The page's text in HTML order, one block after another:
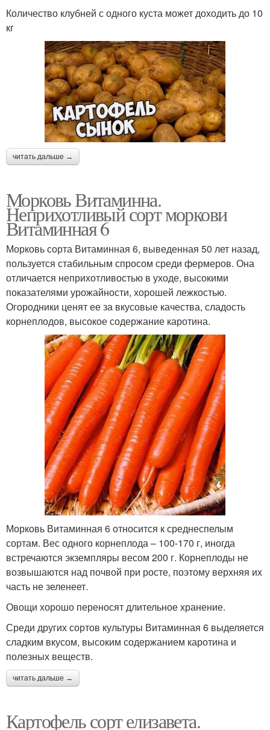
Количество клубней с одного куста может доходить до 10
кг
читать дальше →
Морковь Витаминна.
Неприхотливый сорт моркови
Витаминная 6
Морковь сорта Витаминная 6, выведенная 50 лет назад,
пользуется стабильным спросом среди фермеров. Она
отличается неприхотливостью в уходе, высокими
показателями урожайности, хорошей лежкостью.
Огородники ценят ее за вкусовые качества, сладость
корнеплодов, высокое содержание каротина.
Морковь Витаминная 6 относится к среднеспелым
сортам. Вес одного корнеплода – 100-170 г, иногда
встречаются экземпляры весом 200 г. Корнеплоды не
возвышаются над почвой при росте, поэтому верхняя их
часть не зеленеет.
Овощи хорошо переносят длительное хранение.
Среди других сортов культуры Витаминная 6 выделяется
сладким вкусом, высоким содержанием каротина и
полезных веществ.
читать дальше →
Картофель сорт елизавета.